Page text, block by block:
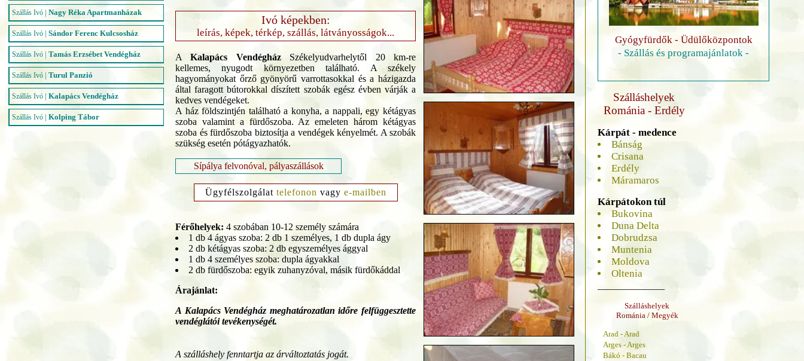
Szállás Ivó | Nagy Réka Apartmanházak
Szállás Ivó | Sándor Ferenc Kulcsosház
Szállás Ivó | Tamás Erzsébet Vendégház
Szállás Ivó | Turul Panzió
Szállás Ivó | Kalapács Vendégház
Szállás Ivó | Kolping Tábor
Ivó képekben:
leírás, képek, térkép, szállás, látványosságok...
AKalapács VendégházSzékelyudvarhelytől 20 km-re
kellemes, nyugodt környezetben található. A székely
hagyományokat őrző gyönyörű varrottasokkal és a házigazda
által faragott bútorokkal díszített szobák egész évben várják a
kedves vendégeket.
A ház földszintjén található a konyha, a nappali, egy kétágyas
szoba valamint a fürdőszoba. Az emeleten három kétágyas
szoba és fürdőszoba biztosítja a vendégek kényelmét. A szobák
szükség esetén pótágyazhatók.
Sípálya felvonóval, pályaszállások
Ügyfélszolgálat telefonon vagy e-mailben
Férőhelyek: 4 szobában 10-12 személy számára
1 db 4 ágyas szoba: 2 db 1 személyes, 1 db dupla ágy
2 db kétágyas szoba: 2 db egyszemélyes ággyal
1 db 4 személyes szoba: dupla ágyakkal
2 db fürdőszoba: egyik zuhanyzóval, másik fürdőkáddal
Árajánlat:
A Kalapács Vendégház meghatározatlan időre felfüggesztette
vendéglátói tevékenységét.
A szálláshely fenntartja az árváltoztatás jogát.
Gyógyfürdők - Üdülőközpontok
- Szállás és programajánlatok -
Szálláshelyek
Románia - Erdély
Kárpát - medence
Bánság
Crisana
Erdély
Máramaros
Kárpátokon túl
Bukovina
Duna Delta
Dobrudzsa
Muntenia
Moldova
Oltenia
Szálláshelyek
Románia / Megyék
Arad - Arad
Arges - Arges
Bákó - Bacau